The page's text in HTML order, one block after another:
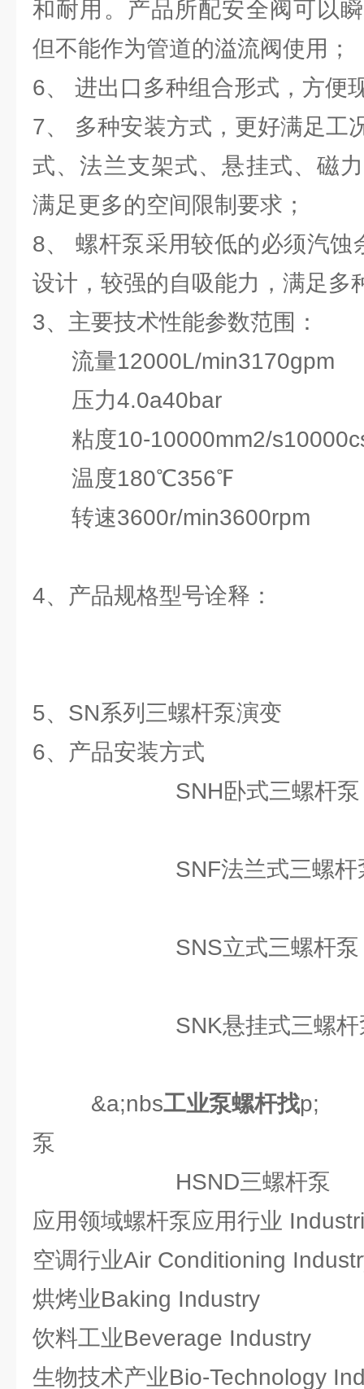
和耐用。产品所配安全阀可以
但不能作为管道的溢流阀使用；
6、 进出口多种组合形式，方便
7、 多种安装方式，更好满足工
式、法兰支架式、悬挂式、磁
满足更多的空间限制要求；
8、 螺杆泵采用较低的必须汽蚀
设计，较强的自吸能力，满足多
3、主要技术性能参数范围：
流量12000L/min3170gpm
压力4.0a40bar
粘度10-10000mm2/
温度180℃356℉
转速3600r/min3600rpm
4、产品规格型号诠释：
5、SN系列三螺杆泵演变
6、产品安装方式
SNH卧式三螺杆泵
SNF法兰式三螺杆
SNS立式三螺杆泵
SNK悬挂式三螺杆
&a;nbs工业泵螺杆找p;
泵
HSND三螺杆泵
应用领域螺杆泵应用行业
空调行业Air Conditioning
烘烤业Baking Industry
饮料工业Beverage Industry
生物技术产业Bio-Technology